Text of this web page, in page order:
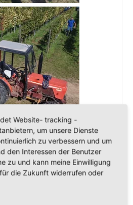
Website- tracking -
um unsere Dienste
zu verbessern und um
den Interessen der Benutzer
zu und kann meine Einwilligung
die Zukunft widerrufen oder